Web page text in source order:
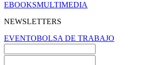
EBOOKSMULTIMEDIA
NEWSLETTERS
EVENTOBOLSA DE TRABAJO